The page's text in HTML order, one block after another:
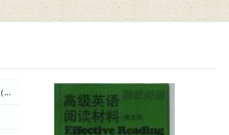
（英）S.格林诺（SimonGreenall），（英）M.斯 编者